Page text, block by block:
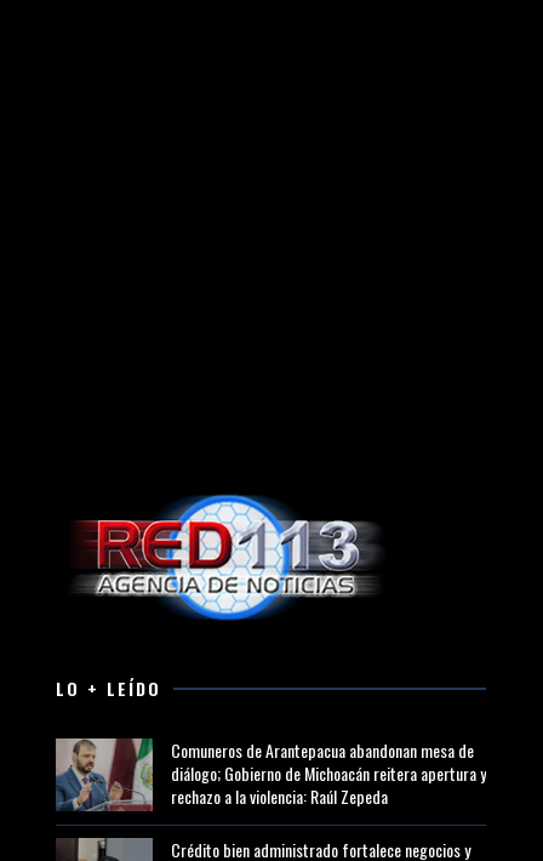
LO + LEÍDO
Comuneros de Arantepacua abandonan mesa de
diálogo; Gobierno de Michoacán reitera apertura y
rechazo a la violencia: Raúl Zepeda
Crédito bien administrado fortalece negocios y